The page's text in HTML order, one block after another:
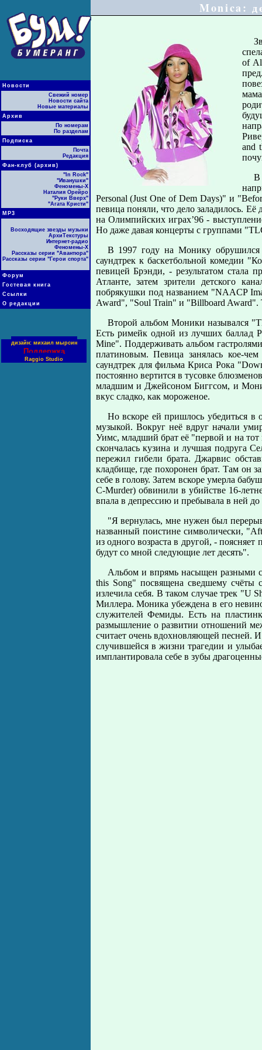
Новости
Свежий номер
Новости сайта
Новые материалы
Архив
По номерам
По разделам
Подписка
Почта
Редакция
Фан-клуб (архив)
"In Rock"
"Иванушки"
Феномены-Х
Наталия Орейро
"Руки Вверх"
"Агата Кристи"
МР3
Восходящие звезды музыки
АрхиТекстуры
Интернет-радио
Феномены-Х
Рассказы серии "Авантюра"
Рассказы серии "Герои спорта"
Форум
Гостевая книга
Ссылки
О редакции
дизайн: михаил мырсин
Поддержка
Raggio Studio
Monica:
оf
and
В
Personal (Just One of Dem Days)" и
певица поняли, что дело заладилось.
на Олимпийских играх’96 -
Но даже давая концерты с группами
В 1997 году на Монику
саундтрек к баскетбольной комедии
певицей Брэнди, - результатом
Атланте, затем зрители детского
побрякушки под названием "NAACP
Award", "Soul Train" и "Billboard Award".
Второй альбом Моники назывался
Есть римейк одной из лучших баллад
Mine". Поддерживать альбом
платиновым. Певица занялась кое-
саундтрек для фильма Криса Рока
постоянно вертится в тусовке
младшим и Джейсоном Биггсом, и
вкус сладко, как мороженое.
Но вскоре ей пришлось убедиться в
музыкой. Вокруг неё вдруг начали
Уимс, младший брат её "первой и на
скончалась кузина и лучшая подруга
пережил гибели брата. Джарвис
кладбище, где похоронен брат. Там он
себе в голову. Затем вскоре умерла
C-Murder) обвинили в убийстве 16-
впала в депрессию и пребывала в ней
"Я вернулась, мне нужен был
названный поистине символически,
из одного возраста в другой, -
будут со мной следующие лет десять".
Альбом и впрямь насыщен разными
this Song" посвящена сведшему
излечила себя. В таком случае трек "U
Миллера. Моника убеждена в его
служителей Фемиды. Есть на
размышление о развитии отношений
считает очень вдохновляющей песней.
случившейся в жизни трагедии и
имплантировала себе в зубы